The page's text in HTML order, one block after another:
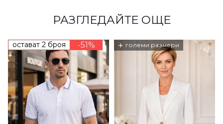
РАЗГЛЕДАЙТЕ ОЩЕ
остават 2 броя -51% + големи размери